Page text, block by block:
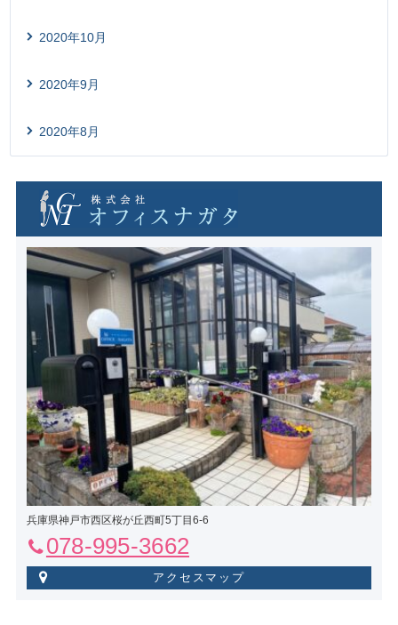
2020年10月
2020年9月
2020年8月
兵庫県神戸市西区桜が丘西町5丁目6-6
078-995-3662
アクセスマップ